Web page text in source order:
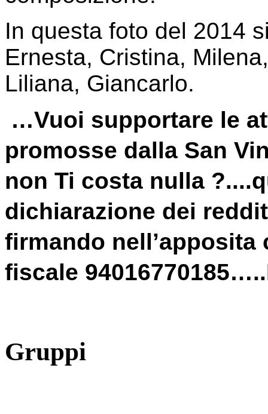
In questa foto del 2014
Ernesta, Cristina,
Liliana, Giancarlo.
…Vuoi supportare le
promosse dalla San
non Ti costa nulla
dichiarazione dei
firmando
fiscale
Gruppi